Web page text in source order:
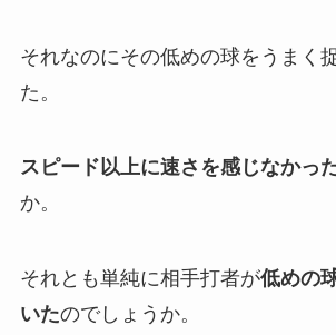
それなのにその低めの球をうまく
た。
スピード以上に速さを感じなかっ
か。
それとも単純に相手打者が低めの
いたのでしょうか。